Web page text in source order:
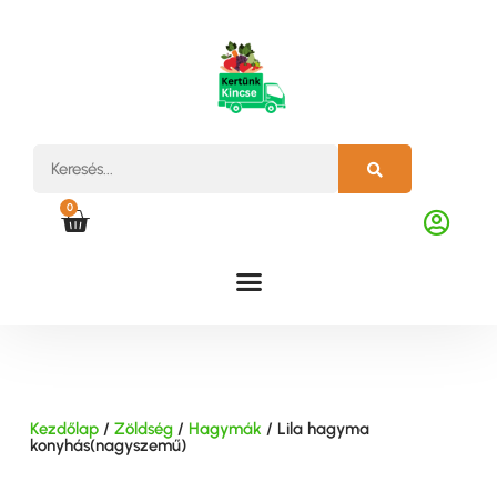
0
Kezdőlap/ Zöldség/ Hagymák / Lila hagyma
konyhás(nagyszemű)